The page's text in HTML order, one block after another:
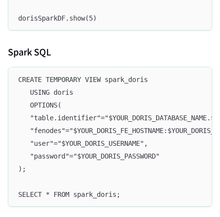
dorisSparkDF.show(5)
Spark SQL
CREATE TEMPORARY VIEW spark_doris
   USING doris
   OPTIONS(
   "user"="$YOUR_DORIS_USERNAME",
   "password"="$YOUR_DORIS_PASSWORD"
);
SELECT * FROM spark_doris;